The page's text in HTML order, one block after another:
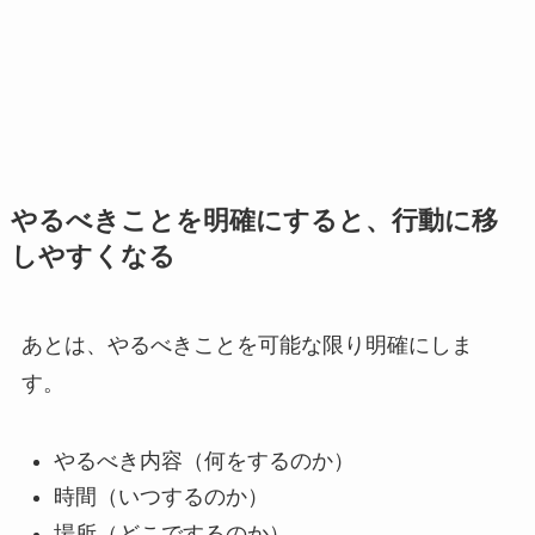
やるべきことを明確にすると、行動に移
しやすくなる
あとは、やるべきことを可能な限り明確にしま
す。
やるべき内容（何をするのか）
時間（いつするのか）